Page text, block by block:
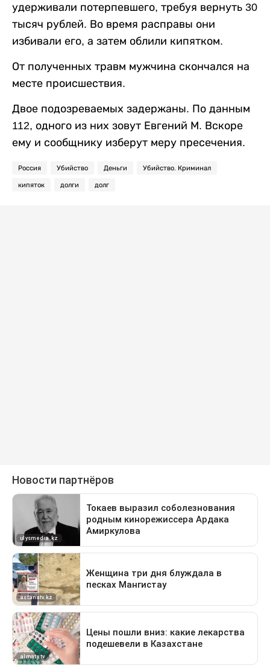
удерживали потерпевшего, требуя вернуть 30
тысяч рублей. Во время расправы они
избивали его, а затем облили кипятком.
От полученных травм мужчина скончался на
месте происшествия.
Двое подозреваемых задержаны. По данным
112, одного из них зовут Евгений М. Вскоре
ему и сообщнику изберут меру пресечения.
Россия Убийство Деньги Убийство. Криминал
кипяток долги долг